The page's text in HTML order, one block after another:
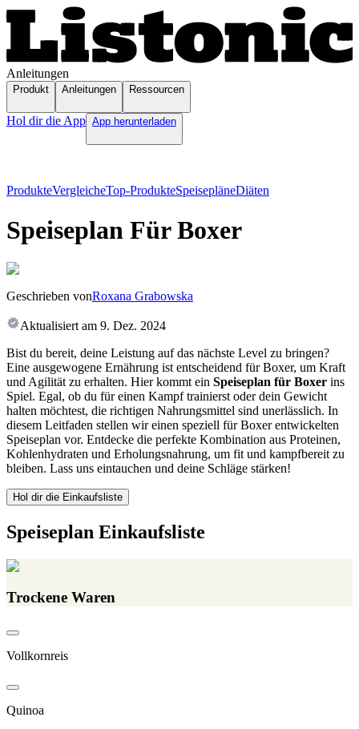
Anleitungen
Produkt Anleitungen Ressourcen
Hol dir die App App herunterladen
ProdukteVergleicheTop-ProdukteSpeisepläneDiäten
Speiseplan Für Boxer
Geschrieben vonRoxana Grabowska
Aktualisiert am 9. Dez. 2024
Bist du bereit, deine Leistung auf das nächste Level zu bringen?
Eine ausgewogene Ernährung ist entscheidend für Boxer, um Kraft
und Agilität zu erhalten. Hier kommt ein Speiseplan für Boxer ins
Spiel. Egal, ob du für einen Kampf trainierst oder dein Gewicht
halten möchtest, die richtigen Nahrungsmittel sind unerlässlich. In
diesem Leitfaden stellen wir einen speziell für Boxer entwickelten
Speiseplan vor. Entdecke die perfekte Kombination aus Proteinen,
Kohlenhydraten und Erholungsnahrung, um fit und kampfbereit zu
bleiben. Lass uns eintauchen und deine Schläge stärken!
Hol dir die Einkaufsliste
Speiseplan Einkaufsliste
Trockene Waren
Vollkornreis
Quinoa